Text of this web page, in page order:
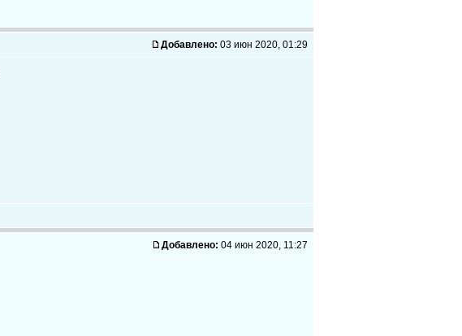
Добавлено: 03 июн 2020, 01:29
Добавлено: 04 июн 2020, 11:27